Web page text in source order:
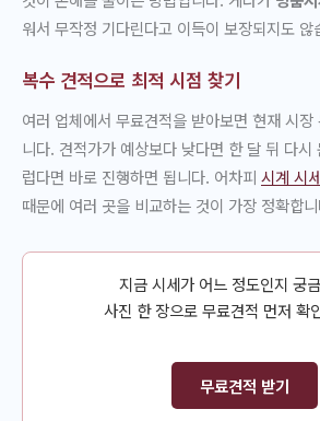
워서 무작정 기다린다고 이득이 보장되지도 않
복수 견적으로 최적 시점 찾기
여러 업체에서 무료견적을 받아보면 현재 시
니다. 견적가가 예상보다 낮다면 한 달 뒤 다시
럽다면 바로 진행하면 됩니다. 어차피 시계 시
때문에 여러 곳을 비교하는 것이 가장 정확합
지금 시세가 어느 정도인지 궁
사진 한 장으로 무료견적 먼저 확
무료견적 받기